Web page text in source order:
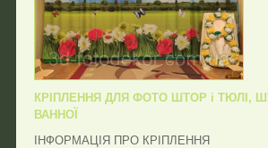
КРІПЛЕННЯ ДЛЯ ФОТО ШТОР і ТЮЛІ,
ВАННОЇ
ІНФОРМАЦІЯ ПРО КРІПЛЕННЯ